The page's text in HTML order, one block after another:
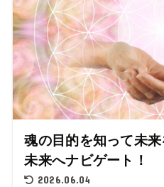
魂の目的を知って未
未来へナビゲート！
2026.06.04